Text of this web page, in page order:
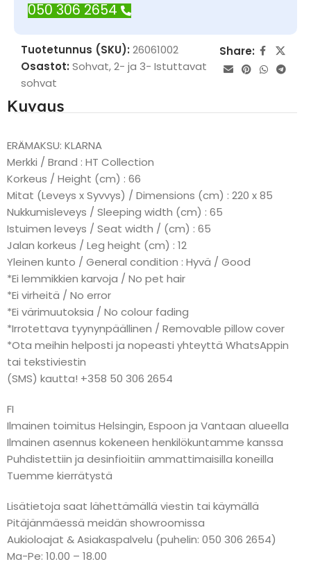
050 306 2654
Tuotetunnus (SKU): 26061002
Osastot: Sohvat,2- ja 3- Istuttavat
sohvat
Share:
Kuvaus
ERÄMAKSU: KLARNA
Merkki / Brand : HT Collection
Korkeus / Height (cm) : 66
Mitat (Leveys x Syvvys) / Dimensions (cm) : 220 x 85
Nukkumisleveys / Sleeping width (cm) : 65
Istuimen leveys / Seat width / (cm) : 65
Jalan korkeus / Leg height (cm) : 12
Yleinen kunto / General condition : Hyvä / Good
*Ei lemmikkien karvoja / No pet hair
*Ei virheitä / No error
*Ei värimuutoksia / No colour fading
*Irrotettava tyynynpäällinen / Removable pillow cover
*Ota meihin helposti ja nopeasti yhteyttä WhatsAppin
tai tekstiviestin
(SMS) kautta! +358 50 306 2654
FI
Ilmainen toimitus Helsingin, Espoon ja Vantaan alueella
Ilmainen asennus kokeneen henkilökuntamme kanssa
Puhdistettiin ja desinfioitiin ammattimaisilla koneilla
Tuemme kierrätystä
Lisätietoja saat lähettämällä viestin tai käymällä
Pitäjänmäessä meidän showroomissa
Aukioloajat & Asiakaspalvelu (puhelin: 050 306 2654)
Ma-Pe: 10.00 – 18.00